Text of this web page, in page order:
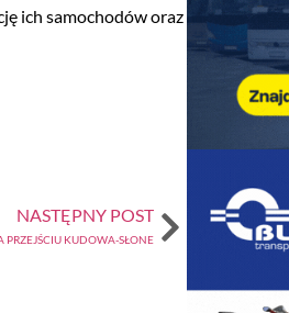
ich samochodów oraz
NASTĘPNY POST
KUDOWA-SŁONE